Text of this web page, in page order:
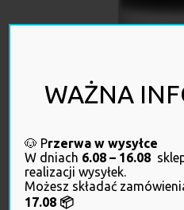
POKUSA –
ShowMax –
WAŻNA
🐶 Przerwa w wysyłce
W dniach 6.08 – 16.08
realizacji wysyłek.
Możesz składać
17.08 📦